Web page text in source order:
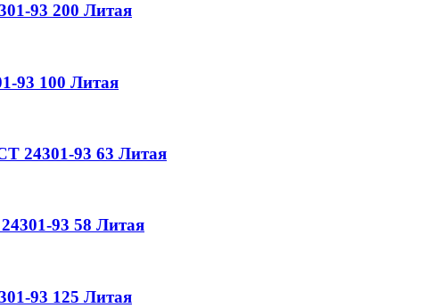
93 200 Литая
93 100 Литая
24301-93 63 Литая
93 58 Литая
93 125 Литая